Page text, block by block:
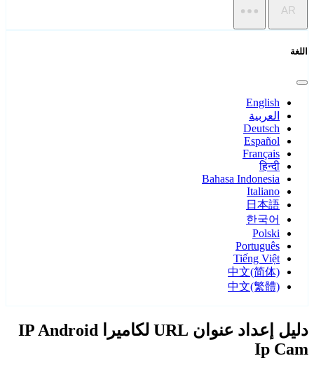
AR
اللغة
English
العربية
Deutsch
Español
Français
हिन्दी
Bahasa Indonesia
Italiano
日本語
한국어
Polski
Português
Tiếng Việt
中文(简体)
中文(繁體)
دليل إعداد عنوان URL لكاميرا IP Android
Ip Cam